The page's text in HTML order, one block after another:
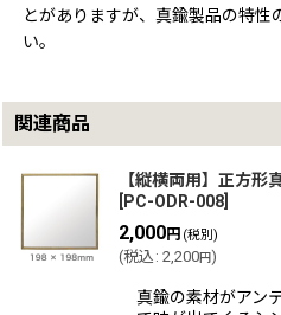
とがありますが、真鍮製品の特性
い。
関連商品
【縦横両用】正方
PC-ODR-008
2,000円 (税別)
(税込 : 2,200円)
真鍮の素材がアン